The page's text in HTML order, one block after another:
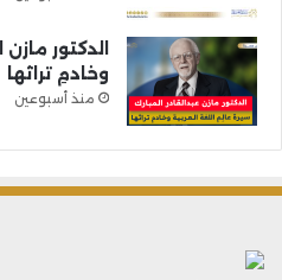
الدكتور
وخادمِ تراثها
منذ أسبوعين